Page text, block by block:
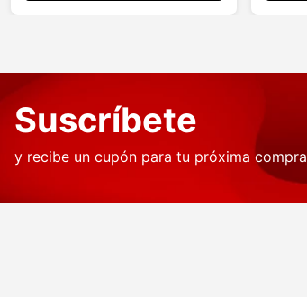
Suscríbete
y recibe un cupón para tu próxima compra